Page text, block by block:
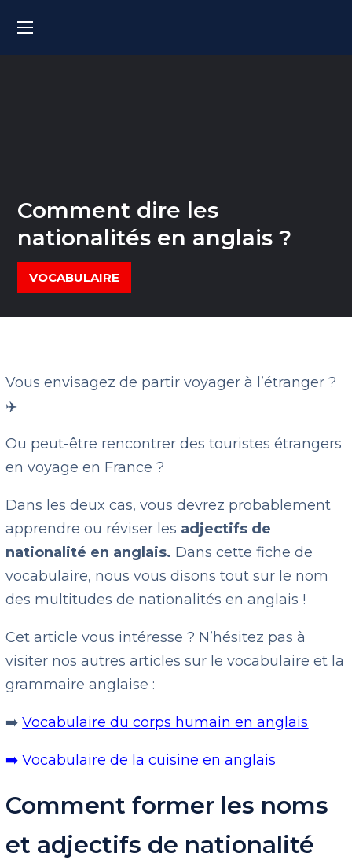
Comment dire les
nationalités en anglais ?
VOCABULAIRE
Vous envisagez de partir voyager à l’étranger ?
✈️
Ou peut-être rencontrer des touristes étrangers
en voyage en France ?
Dans les deux cas, vous devrez probablement
apprendre ou réviser les adjectifs de
nationalité en anglais. Dans cette fiche de
vocabulaire, nous vous disons tout sur le nom
des multitudes de nationalités en anglais !
Cet article vous intéresse ? N’hésitez pas à
visiter nos autres articles sur le vocabulaire et la
grammaire anglaise :
➡️ Vocabulaire du corps humain en anglais
➡️Vocabulaire de la cuisine en anglais
Comment former les noms
et adjectifs de nationalité